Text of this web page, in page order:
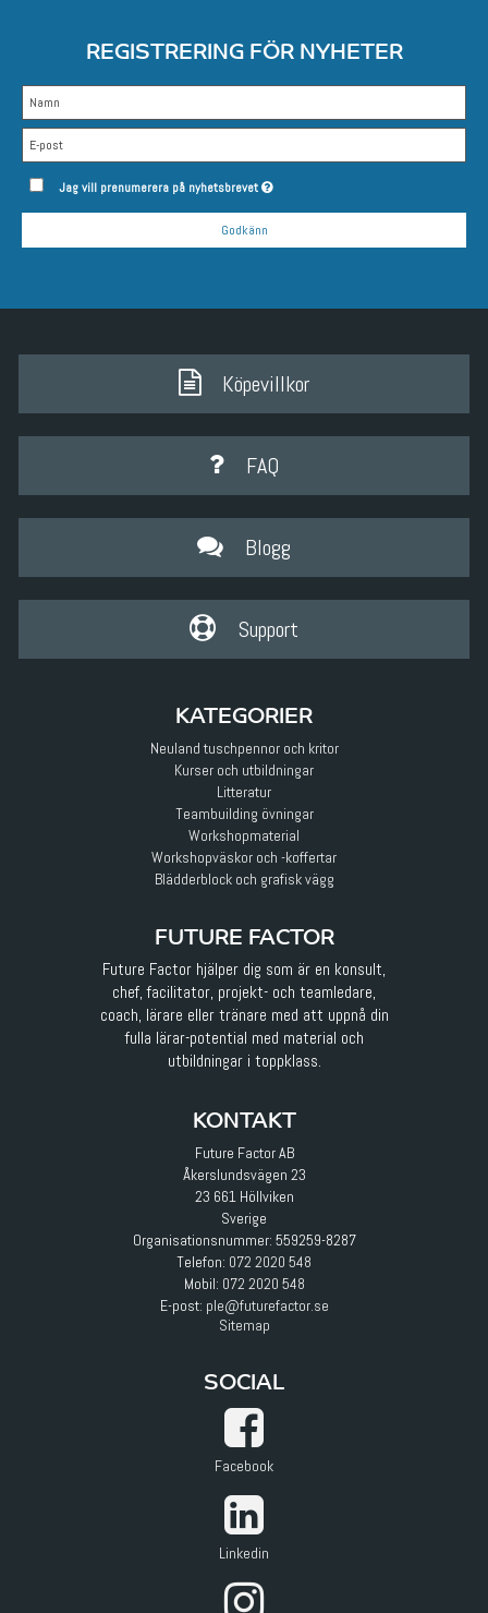
REGISTRERING FÖR NYHETER
Jag vill prenumerera på nyhetsbrevet
Godkänn
Köpevillkor
FAQ
Blogg
Support
KATEGORIER
Neuland tuschpennor och kritor
Kurser och utbildningar
Litteratur
Teambuilding övningar
Workshopmaterial
Workshopväskor och -koffertar
Blädderblock och grafisk vägg
FUTURE FACTOR
Future Factor hjälper dig som är en konsult,
chef, facilitator, projekt- och teamledare,
coach, lärare eller tränare med att uppnå din
fulla lärar-potential med material och
utbildningar i toppklass.
KONTAKT
Future Factor AB
Åkerslundsvägen 23
23 661 Höllviken
Sverige
Organisationsnummer: 559259-8287
Telefon: 072 2020 548
Mobil: 072 2020 548
E-post: ple@futurefactor.se
Sitemap
SOCIAL
Facebook
Linkedin